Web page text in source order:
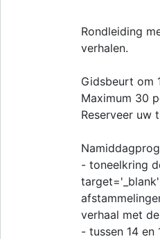
Rondleiding
verhalen.
Gidsbeurt om
Maximum 30
Reserveer uw
- toneelkring
verhaal met
- tussen 14 en